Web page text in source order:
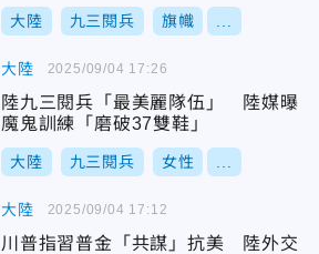
大陸 九三閱兵 旗幟
大陸
陸九三閱兵「最美麗隊伍」 陸媒曝
魔鬼訓練「磨破37雙鞋」
大陸 九三閱兵 女性
2025/09/04 17:26
大陸
川普指習普金「共謀」抗美 陸外交
2025/09/04 17:12